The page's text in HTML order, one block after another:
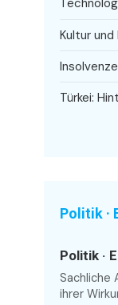
Kultur
Türkei:
Politik ·
Politik ·
Sachliche
ihrer